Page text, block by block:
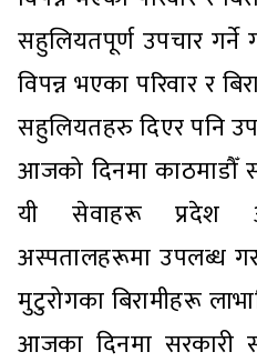
सहुलियतपूर्ण उपचार
विपन्न भएका परिवार र
सहुलियतहरु दिएर पनि
आजको दिनमा काठमाडौँ
यी सेवाहरू प्रदेश
अस्पतालहरूमा उपलब्ध
मुटुरोगका बिरामीहरू
आजका दिनमा सरकारी